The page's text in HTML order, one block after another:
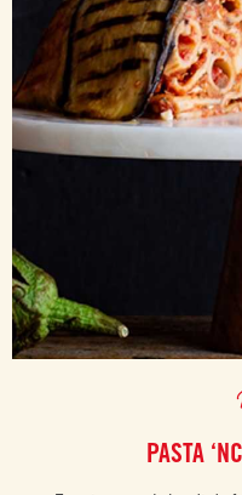
PASTA